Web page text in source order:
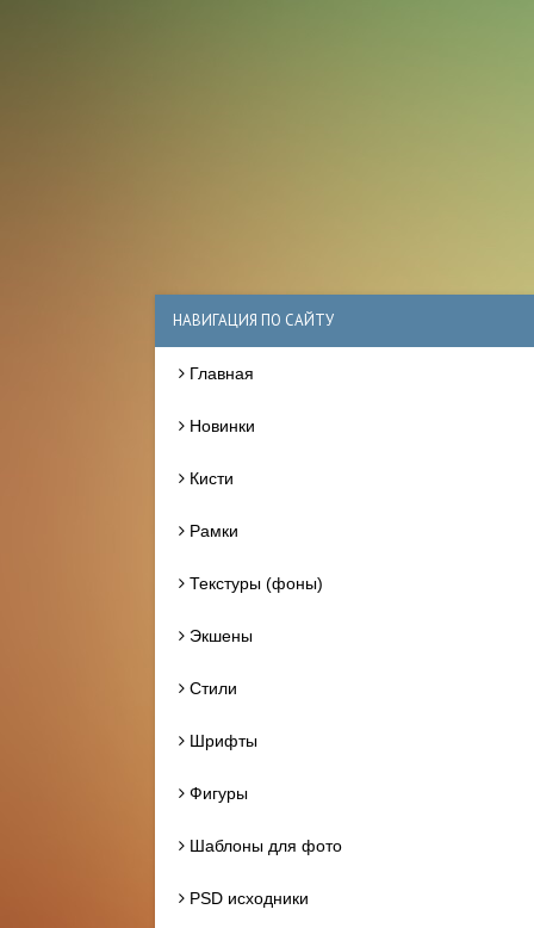
НАВИГАЦИЯ ПО САЙТУ
Главная
Новинки
Кисти
Рамки
Текстуры (фоны)
Экшены
Стили
Шрифты
Фигуры
Шаблоны для фото
PSD исходники